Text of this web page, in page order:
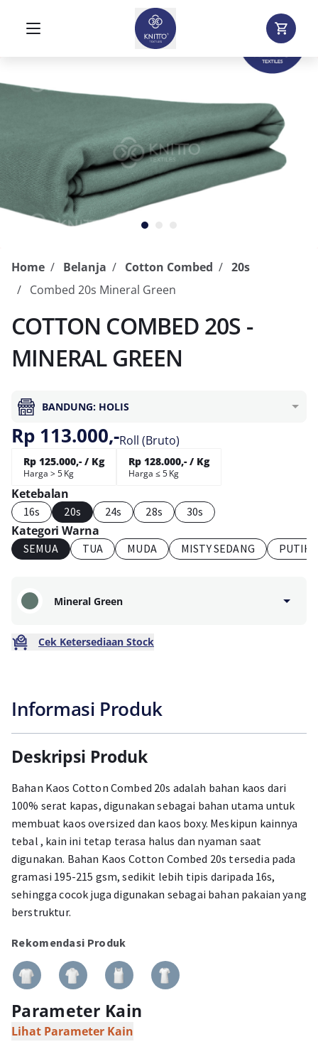
Home Belanja Cotton Combed
20s
Combed 20s Mineral Green
COTTON COMBED 20S -
MINERAL GREEN
BANDUNG: HOLIS
Rp 113.000,-Roll (Bruto)
Rp 125.000,- / Kg
Harga > 5 Kg
Rp 128.000,- / Kg
Harga ≤ 5 Kg
Ketebalan
16s 20s 24s 28s 30s
Kategori Warna
SEMUA TUA MUDA MISTY SEDANG PUTIH
Mineral Green
Cek Ketersediaan Stock
Informasi Produk
Deskripsi Produk
Bahan Kaos Cotton Combed 20s adalah bahan kaos dari
100% serat kapas, digunakan sebagai bahan utama untuk
membuat kaos oversized dan kaos boxy. Meskipun kainnya
tebal , kain ini tetap terasa halus dan nyaman saat
digunakan. Bahan Kaos Cotton Combed 20s tersedia pada
gramasi 195-215 gsm, sedikit lebih tipis daripada 16s,
sehingga cocok juga digunakan sebagai bahan pakaian yang
berstruktur.
Rekomendasi Produk
Parameter Kain
Lihat Parameter Kain